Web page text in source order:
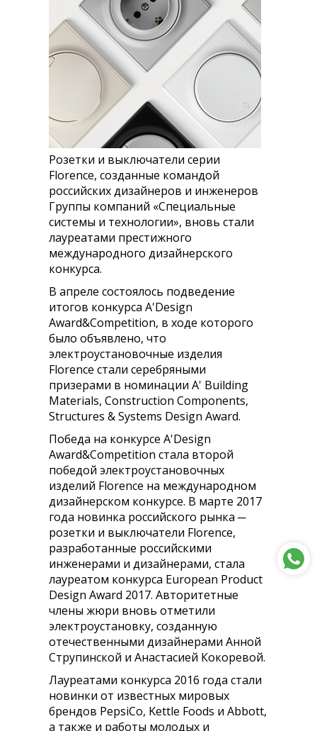
Розетки и выключатели серии
Florence, созданные командой
российских дизайнеров и инженеров
Группы компаний «Специальные
системы и технологии», вновь стали
лауреатами престижного
международного дизайнерского
конкурса.
В апреле состоялось подведение
итогов конкурса A'Design
Award&Competition, в ходе которого
было объявлено, что
электроустановочные изделия
Florence стали серебряными
призерами в номинации A' Building
Materials, Construction Components,
Structures & Systems Design Award.
Победа на конкурсе A'Design
Award&Competition стала второй
победой электроустановочных
изделий Florence на международном
дизайнерском конкурсе. В марте 2017
года новинка российского рынка ─
розетки и выключатели Florence,
разработанные российскими
инженерами и дизайнерами, стала
лауреатом конкурса European Product
Design Award 2017. Авторитетные
члены жюри вновь отметили
электроустановку, созданную
отечественными дизайнерами Анной
Струпинской и Анастасией Кокоревой.
Лауреатами конкурса 2016 года стали
новинки от известных мировых
брендов PepsiCo, Kettle Foods и Abbott,
а также и работы молодых и